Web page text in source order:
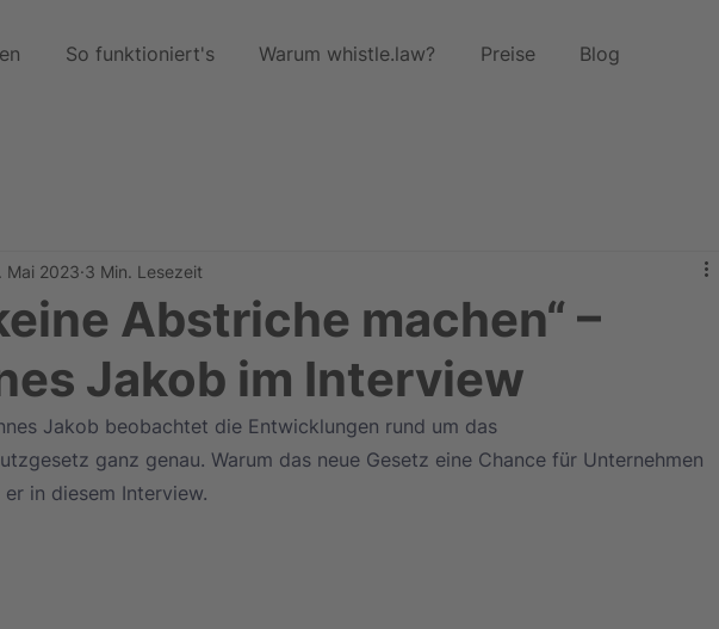
So funktioniert's Warum whistle.law? Preise Blog
Abstriche machen“ –
Jakob im Interview
Mai 2023 3 Min. Lesezeit
Jakob beobachtet die Entwicklungen rund um das
ganz genau. Warum das neue Gesetz eine Chance für Unternehmen
in diesem Interview.